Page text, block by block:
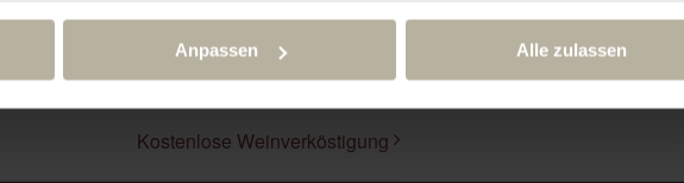
Anpassen Alle zulassen
Kostenlose Weinverköstigung